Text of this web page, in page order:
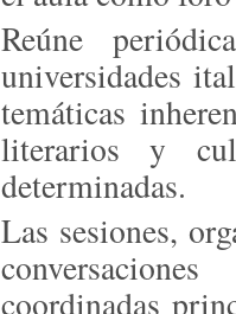
Reúne
universidades
temáticas
literarios y
determinadas.
Las sesiones,
coordinadas